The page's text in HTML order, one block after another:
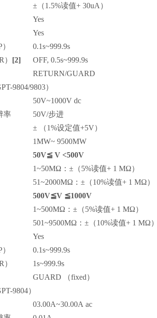
± （1.5%读值+ 30uA）
Yes
Yes
0.1s~999.9s
） [2]
OFF, 0.5s~999.9s
RETURN/GUARD
9804/9803）
50V~1000V dc
率
50V/步进
± （1%设定值+5V）
1MW~ 9500MW
50V≦V <500V
1~50MΩ ：± （5%读值+ 1 MΩ）
51~2000MΩ ：± （10%读值+ 1 MΩ）
500V≦V ≦1000V
1~500MΩ ：± （5%读值+ 1 MΩ）
501~9500MΩ ：± （10%读值+ 1 MΩ）
Yes
0.1s~999.9s
）
1s~999.9s
GUARD （fixed）
9804）
03.00A~30.00A ac